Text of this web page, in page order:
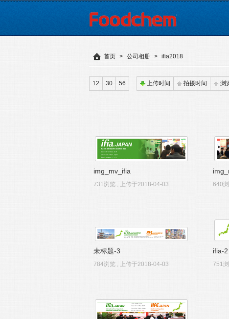
首页 > 公司相册 > ifia2018
12 30 56 上传时间 拍摄时间 浏
img_mv_ifia
731浏览 , 上传于2018-04-03 640
未标题-3
784浏览 , 上传于2018-04-03
ifia-2
751